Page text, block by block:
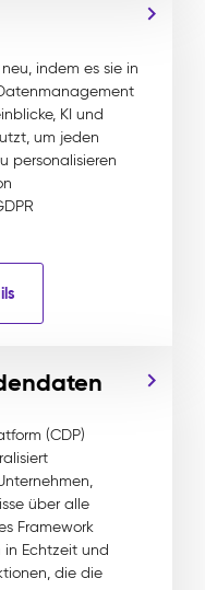
indem es sie in
KI und
um jeden
personalisieren
(CDP)
über alle
Framework
Echtzeit und
die die